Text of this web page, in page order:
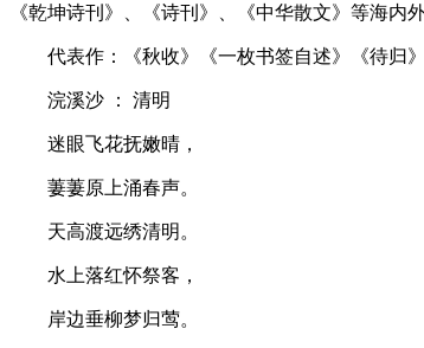
《乾坤诗刊》、《诗刊》、《中华散文》等海
代表作：《秋收》《一枚书签自述》《待归》
浣溪沙 ： 清明
迷眼飞花抚嫩晴，
萋萋原上涌春声。
天高渡远绣清明。
水上落红怀祭客，
岸边垂柳梦归莺。